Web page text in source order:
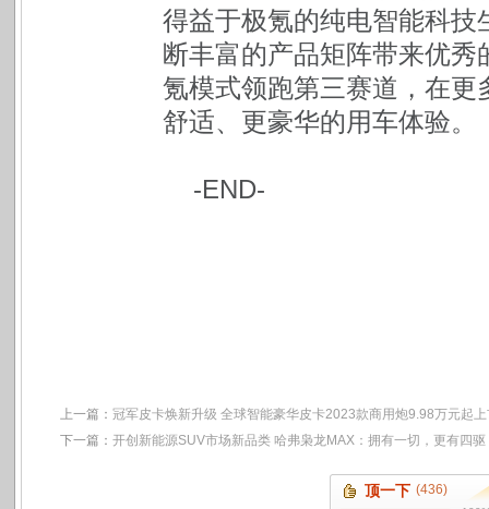
得益于极氪的纯电智能科
断丰富的产品矩阵带来优
氪模式领跑第三赛道，在
舒适、更豪华的用车体验。
-END-
上一篇： 冠军皮卡焕新升级 全球智能豪华皮卡2023款商用炮9.98万元起
下一篇： 开创新能源SUV市场新品类 哈弗枭龙MAX：拥有一切，更有四驱
顶一下 (436)